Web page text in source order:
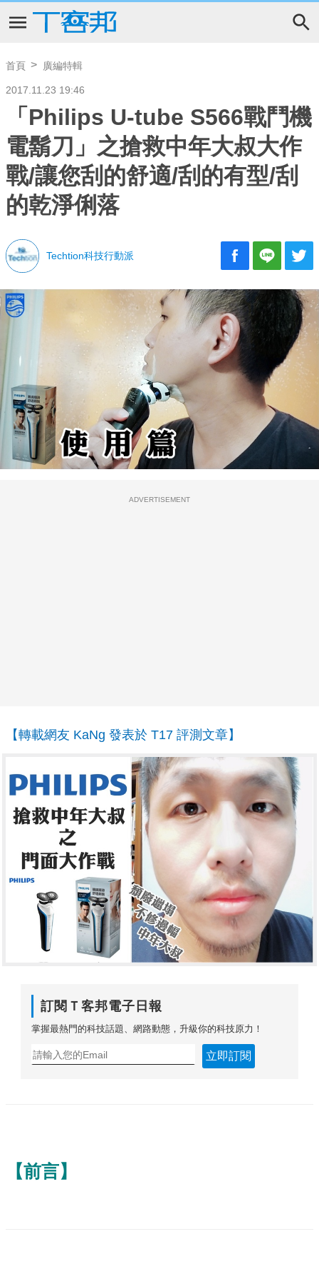
首頁 廣編特輯
2017.11.23 19:46
「Philips U-tube S566戰鬥機
電鬍刀」之搶救中年大叔大作
戰/讓您刮的舒適/刮的有型/刮
的乾淨俐落
Techtion科技行動派
ADVERTISEMENT
【轉載網友 KaNg 發表於 T17 評測文章】
訂閱Ｔ客邦電子日報
掌握最熱門的科技話題、網路動態，升級你的科技原力！
立即訂閱
【前言】